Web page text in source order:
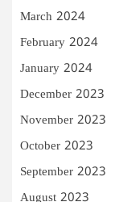
March 2024
February 2024
January 2024
December 2023
November 2023
October 2023
September 2023
August 2023